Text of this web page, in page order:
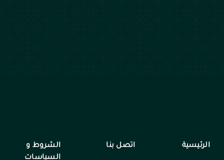
الرئيسية اتصل بنا
الشروط و
السياسات